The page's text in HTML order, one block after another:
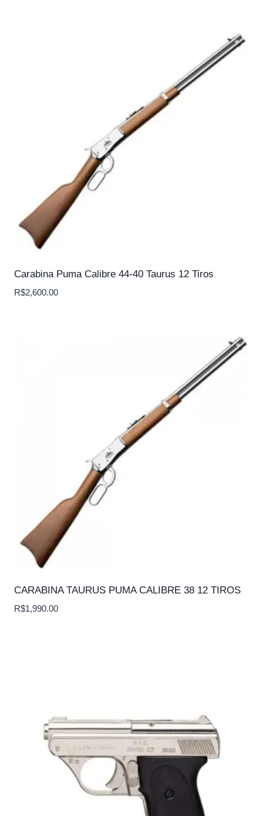
Carabina Puma Calibre 44-40 Taurus 12 Tiros
R$2,600.00
CARABINA TAURUS PUMA CALIBRE 38 12 TIROS
R$1,990.00